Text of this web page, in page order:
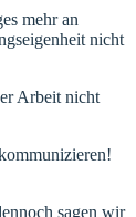
mehr an
nicht
Arbeit nicht
sagen wir